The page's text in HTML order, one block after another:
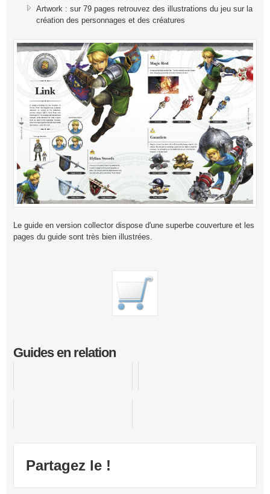
Artwork : sur 79 pages retrouvez des illustrations du jeu sur la
création des personnages et des créatures
Le guide en version collector dispose d'une superbe couverture et les
pages du guide sont très bien illustrées.
Guides en relation
Partagez le !